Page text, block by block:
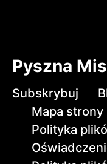
Pyszna
Subskrybuj
Mapa strony
Polityka